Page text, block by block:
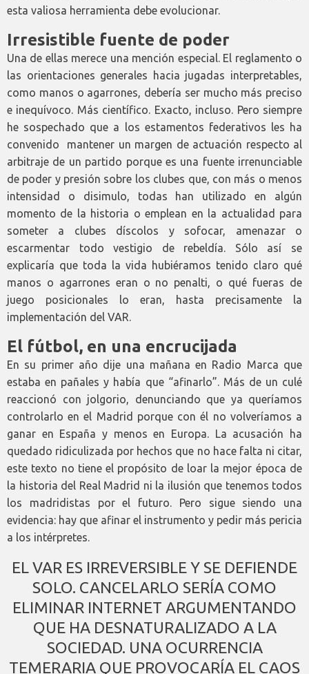
esta valiosa herramienta debe evolucionar.
Irresistible fuente de poder
Una de ellas merece una mención especial. El reglamento o
las orientaciones generales hacia jugadas interpretables,
como manos o agarrones, debería ser mucho más preciso
e inequívoco. Más científico. Exacto, incluso. Pero siempre
he sospechado que a los estamentos federativos les ha
convenido mantener un margen de actuación respecto al
arbitraje de un partido porque es una fuente irrenunciable
de poder y presión sobre los clubes que, con más o menos
intensidad o disimulo, todas han utilizado en algún
momento de la historia o emplean en la actualidad para
someter a clubes díscolos y sofocar, amenazar o
escarmentar todo vestigio de rebeldía. Sólo así se
explicaría que toda la vida hubiéramos tenido claro qué
manos o agarrones eran o no penalti, o qué fueras de
juego posicionales lo eran, hasta precisamente la
implementación del VAR.
El fútbol, en una encrucijada
En su primer año dije una mañana en Radio Marca que
estaba en pañales y había que “afinarlo”. Más de un culé
reaccionó con jolgorio, denunciando que ya queríamos
controlarlo en el Madrid porque con él no volveríamos a
ganar en España y menos en Europa. La acusación ha
quedado ridiculizada por hechos que no hace falta ni citar,
este texto no tiene el propósito de loar la mejor época de
la historia del Real Madrid ni la ilusión que tenemos todos
los madridistas por el futuro. Pero sigue siendo una
evidencia: hay que afinar el instrumento y pedir más pericia
a los intérpretes.
EL VAR ES IRREVERSIBLE Y SE DEFIENDE
SOLO. CANCELARLO SERÍA COMO
ELIMINAR INTERNET ARGUMENTANDO
QUE HA DESNATURALIZADO A LA
SOCIEDAD. UNA OCURRENCIA
TEMERARIA QUE PROVOCARÍA EL CAOS